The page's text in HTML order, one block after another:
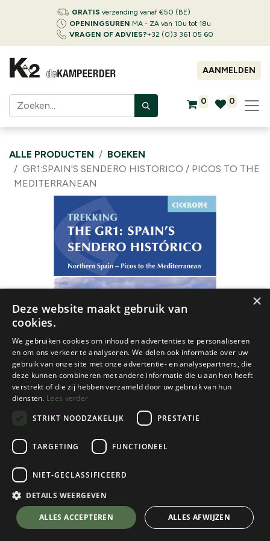
GRATIS verzending vanaf €50 (BE)
OPENINGSUREN MA - ZA van 10u tot 18u
VRAGEN OF ADVIES?+32 (0)3 361 05 60
AANMELDEN
0 0
ALLE PRODUCTEN
BOEKEN
GR1:SPAIN'S SENDERO HISTORICO / PICOS TO THE
MEDITERRANEAN
Cicerone
GR1:Spain's Sendero Historico / Picos to
the Mediterranean
×
Deze website maakt gebruik van
cookies.
We gebruiken cookies om inhoud en advertenties te personaliseren
en om ons verkeer te analyseren. We delen ook informatie over uw
gebruik van onze site met onze advertentie- en analysepartners, die
deze kunnen combineren met andere informatie die u aan hen heeft
verstrekt of die zij hebben verzameld door uw gebruik van hun
diensten. Lees verder
STRIKT NOODZAKELIJK
PRESTATIE
TARGETING FUNCTIONEEL
NIET-GECLASSIFICEERD
DETAILS WEERGEVEN
ALLES ACCEPTEREN ALLES AFWIJZEN